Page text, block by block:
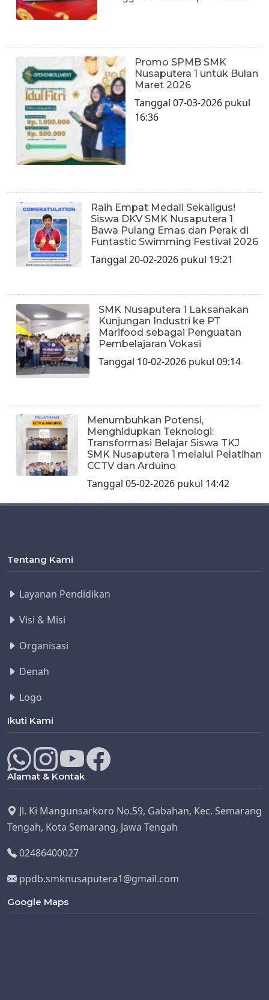
Promo SPMB SMK
Nusaputera 1 untuk Bulan
Maret 2026
Tanggal 07-03-2026 pukul
16:36
Raih Empat Medali Sekaligus!
Siswa DKV SMK Nusaputera 1
Bawa Pulang Emas dan Perak di
Funtastic Swimming Festival 2026
Tanggal 20-02-2026 pukul 19:21
SMK Nusaputera 1 Laksanakan
Kunjungan Industri ke PT
Marifood sebagai Penguatan
Pembelajaran Vokasi
Tanggal 10-02-2026 pukul 09:14
Menumbuhkan Potensi,
Menghidupkan Teknologi:
Transformasi Belajar Siswa TKJ
SMK Nusaputera 1 melalui Pelatihan
CCTV dan Arduino
Tanggal 05-02-2026 pukul 14:42
Tentang Kami
Layanan Pendidikan
Visi & Misi
Organisasi
Denah
Logo
Ikuti Kami
Alamat & Kontak
Jl. Ki Mangunsarkoro No.59, Gabahan, Kec. Semarang
Tengah, Kota Semarang, Jawa Tengah
02486400027
ppdb.smknusaputera1@gmail.com
Google Maps